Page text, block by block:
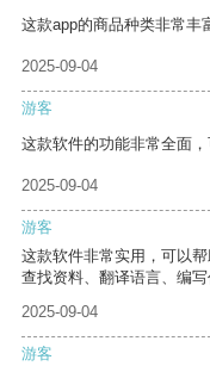
这款app的商品种类非常丰
2025-09-04
游客
这款软件的功能非常全面，
2025-09-04
游客
这款软件非常实用，可以
查找资料、翻译语言、编写
2025-09-04
游客